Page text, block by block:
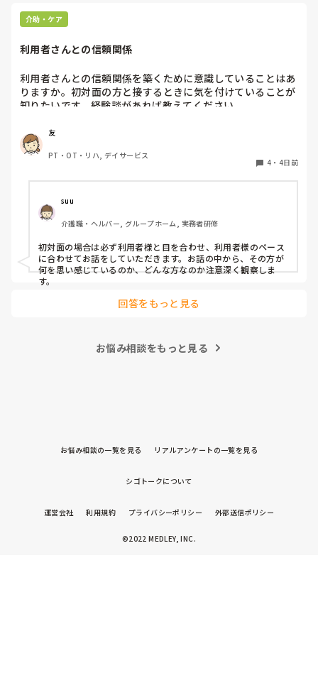
介助・ケア
利用者さんとの信頼関係
利用者さんとの信頼関係を築くために意識していることはあ
りますか。初対面の方と接するときに気を付けていることが
知りたいです。経験談があれば教えてください。
友
PT・OT・リハ, デイサービス
4 ・ 4日前
suu
介護職・ヘルパー, グループホーム, 実務者研修
初対面の場合は必ず利用者様と目を合わせ、利用者様のペース
に合わせてお話をしていただきます。お話の中から、その方が
何を思い感じているのか、どんな方なのか注意深く観察しま
す。
回答をもっと見る
お悩み相談をもっと見る
お悩み相談の一覧を見る リアルアンケートの一覧を見る
シゴトークについて
運営会社 利用規約 プライバシーポリシー 外部送信ポリシー
©2022 MEDLEY, INC.